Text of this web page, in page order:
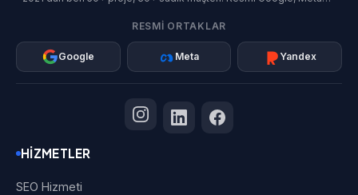
RESMI ORTAKLAR
Google Meta Yandex
HIZMETLER
SEO Hizmeti